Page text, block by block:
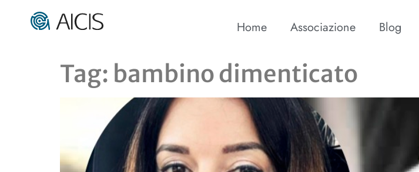
Home Associazione Blog
Tag: bambino dimenticato